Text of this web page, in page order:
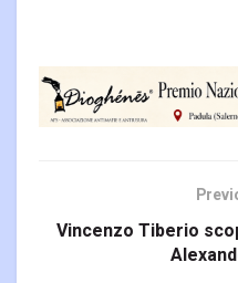
Vincenzo Tiberio